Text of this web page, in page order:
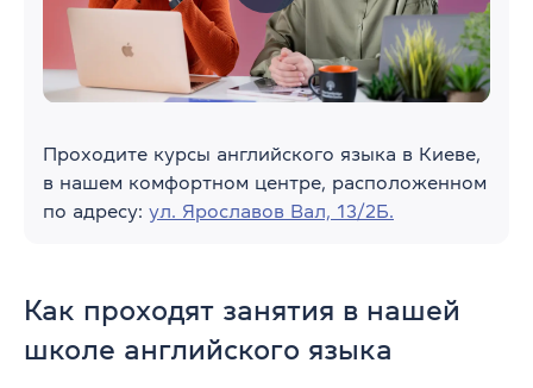
Проходите курсы английского языка в Киеве,
в нашем комфортном центре, расположенном
по адресу: ул. Ярославов Вал, 13/2Б.
Как проходят занятия в нашей
школе английского языка